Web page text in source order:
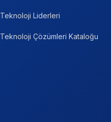
Teknoloji Liderleri
Teknoloji Çözümleri Kataloğu